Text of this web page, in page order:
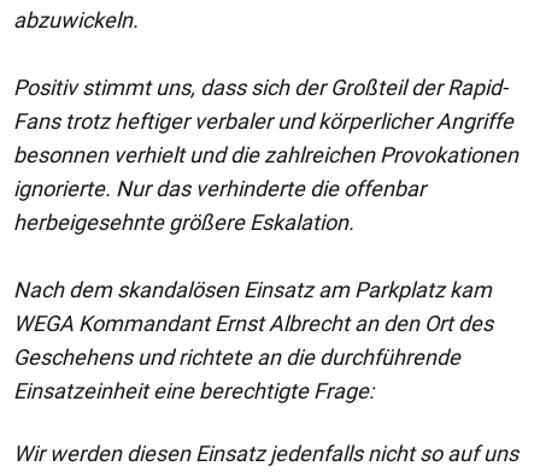
abzuwickeln.
Positiv stimmt uns, dass sich der Großteil der Rapid-
Fans trotz heftiger verbaler und körperlicher Angriffe
besonnen verhielt und die zahlreichen Provokationen
ignorierte. Nur das verhinderte die offenbar
herbeigesehnte größere Eskalation.
Nach dem skandalösen Einsatz am Parkplatz kam
WEGA Kommandant Ernst Albrecht an den Ort des
Geschehens und richtete an die durchführende
Einsatzeinheit eine berechtigte Frage:
Wir werden diesen Einsatz jedenfalls nicht so auf uns